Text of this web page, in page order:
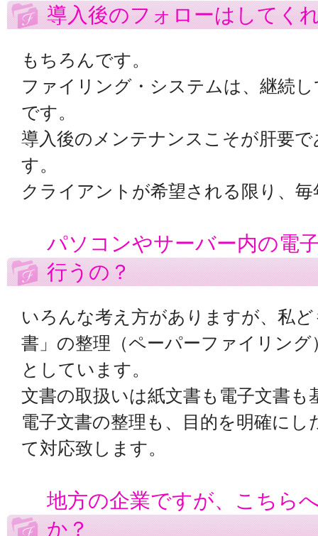
導入後のフォローはしてく
もちろんです。
ファイリング・システムは、継続
です。
導入後のメンテナンスこそが肝要
す。
クライアントが希望される限り、
パソコンやサーバー内の電
行うの？
いろんな考え方がありますが、私
書」の整理（ペーパーファイリン
としています。
文書の取扱いは紙文書も電子文書も
電子文書の整理も、目的を明確にし
て対応致します。
地方の企業ですが、こちら
か？